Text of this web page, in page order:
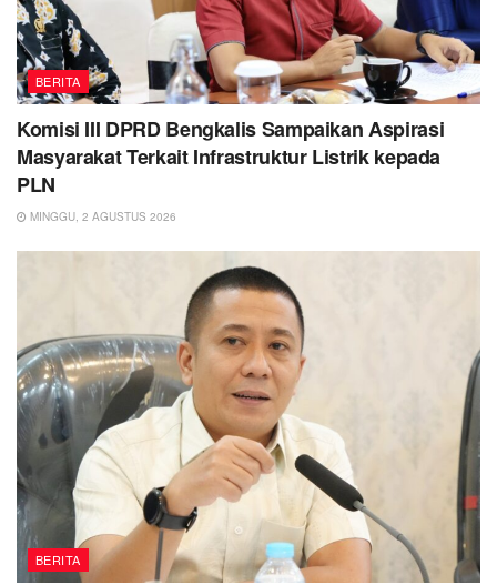
BERITA
Komisi III DPRD Bengkalis Sampaikan Aspirasi
Masyarakat Terkait Infrastruktur Listrik kepada
PLN
MINGGU, 2 AGUSTUS 2026
BERITA